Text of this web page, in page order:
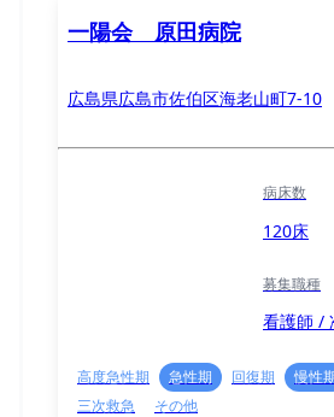
一陽会 原田病院
広島県広島市佐伯区海老山町7-10
病床数
120床
募集職種
看護師 /
高度急性期 急性期 回復期 慢性
三次救急
その他